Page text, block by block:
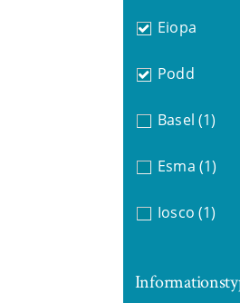
Eiopa
Podd
Basel (1)
Esma (1)
Iosco (1)